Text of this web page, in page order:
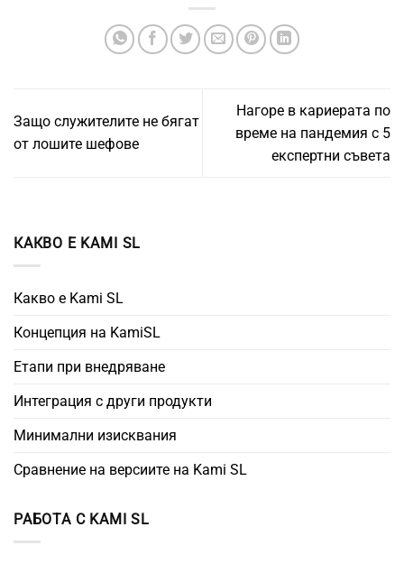
Защо служителите не бягат
от лошите шефове
Нагоре в кариерата по
време на пандемия с 5
експертни съвета
КАКВО Е KAMI SL
Какво е Kami SL
Концепция на KamiSL
Етапи при внедряване
Интеграция с други продукти
Минимални изисквания
Сравнение на версиите на Kami SL
РАБОТА С KAMI SL